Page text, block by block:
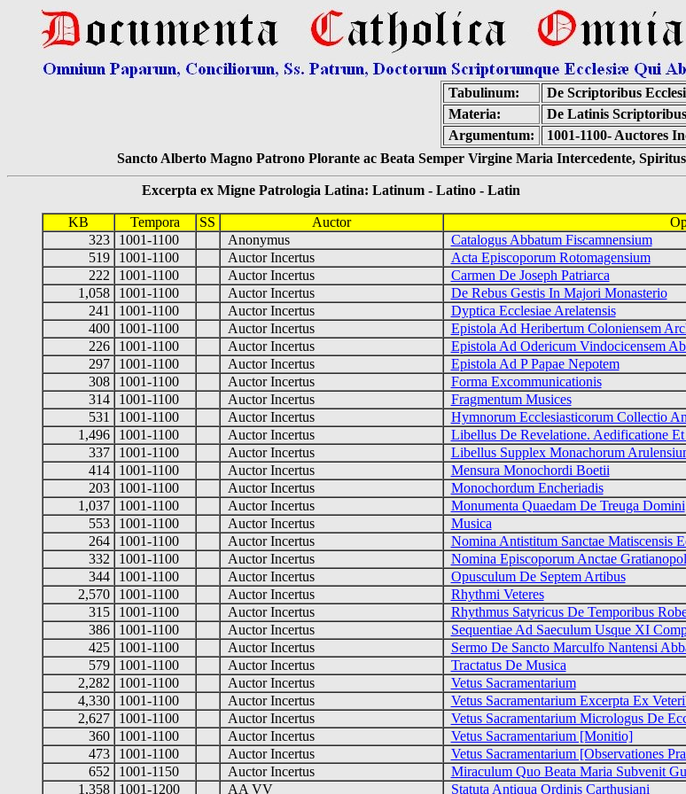
Tabulinum:
De Scriptoribus
Materia:
De Latinis Scriptoribus
Argumentum:
1001-1100- Auctores
Sancto Alberto Magno Patrono Plorante ac Beata Semper Virgine Maria Intercedente,
Excerpta ex Migne Patrologia Latina: Latinum - Latino - Latin
KB Tempora SS Auctor
323
1001-1100 Anonymus Catalogus Abbatum Fiscamnensium
519
1001-1100 Auctor Incertus Acta Episcoporum Rotomagensium
222
1001-1100 Auctor Incertus Carmen De Joseph Patriarca
1,058
1001-1100 Auctor Incertus De Rebus Gestis In Majori Monasterio
241
1001-1100 Auctor Incertus Dyptica Ecclesiae Arelatensis
400
1001-1100 Auctor Incertus Epistola Ad Heribertum Coloniensem
226
1001-1100 Auctor Incertus Epistola Ad Odericum Vindocicensem
297
1001-1100 Auctor Incertus Epistola Ad P Papae Nepotem
308
1001-1100 Auctor Incertus Forma Excommunicationis
314
1001-1100 Auctor Incertus Fragmentum Musices
531
1001-1100 Auctor Incertus Hymnorum Ecclesiasticorum Collectio
1,496
1001-1100 Auctor Incertus Libellus De Revelatione. Aedificatione
337
1001-1100 Auctor Incertus Libellus Supplex Monachorum
414
1001-1100 Auctor Incertus Mensura Monochordi Boetii
203
1001-1100 Auctor Incertus Monochordum Encheriadis
1,037
1001-1100 Auctor Incertus Monumenta Quaedam De Treuga Domini
553
1001-1100 Auctor Incertus Musica
264
1001-1100 Auctor Incertus Nomina Antistitum Sanctae Matiscensis
332
1001-1100 Auctor Incertus Nomina Episcoporum Anctae
344
1001-1100 Auctor Incertus Opusculum De Septem Artibus
2,570
1001-1100 Auctor Incertus Rhythmi Veteres
315
1001-1100 Auctor Incertus Rhythmus Satyricus De Temporibus
386
1001-1100 Auctor Incertus Sequentiae Ad Saeculum Usque XI
425
1001-1100 Auctor Incertus Sermo De Sancto Marculfo Nantensi
579
1001-1100 Auctor Incertus Tractatus De Musica
2,282
1001-1100 Auctor Incertus Vetus Sacramentarium
4,330
1001-1100 Auctor Incertus Vetus Sacramentarium Excerpta Ex
2,627
1001-1100 Auctor Incertus Vetus Sacramentarium Micrologus De
360
1001-1100 Auctor Incertus Vetus Sacramentarium [Monitio]
473
1001-1100 Auctor Incertus Vetus Sacramentarium [Observationes
652
1001-1150 Auctor Incertus Miraculum Quo Beata Maria Subvenit
1,358
1001-1200 AA VV Statuta Antiqua Ordinis Carthusiani